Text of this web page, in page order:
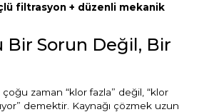
filtrasyon + düzenli mekanik
Bir Sorun Değil, Bir
zaman “klor fazla” değil, “klor
demektir. Kaynağı çözmek uzun